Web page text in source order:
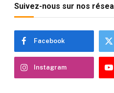
Suivez-nous sur nos
Facebook
Instagram